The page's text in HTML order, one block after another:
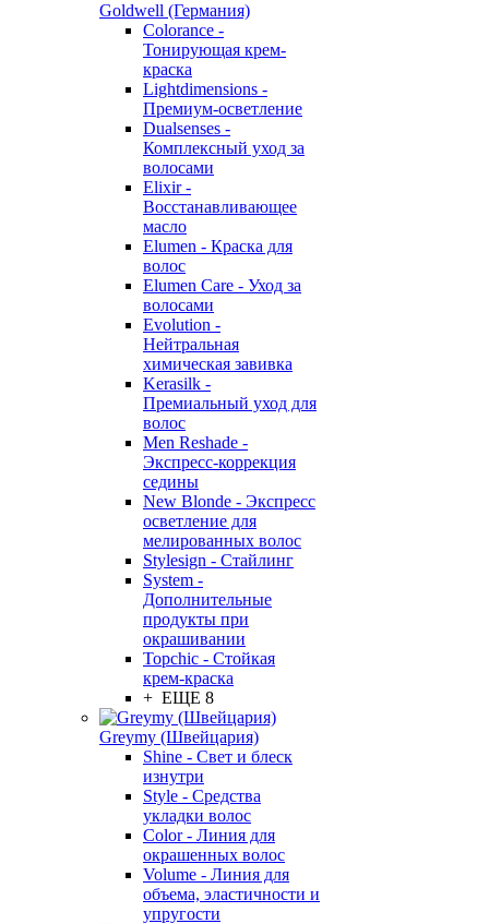
Goldwell (Германия)
Colorance -
Тонирующая крем-
краска
Lightdimensions -
Премиум-осветление
Dualsenses -
Комплексный уход за
волосами
Elixir -
Восстанавливающее
масло
Elumen - Краска для
волос
Elumen Care - Уход за
волосами
Evolution -
Нейтральная
химическая завивка
Kerasilk -
Премиальный уход для
волос
Men Reshade -
Экспресс-коррекция
седины
New Blonde - Экспресс
осветление для
мелированных волос
Stylesign - Стайлинг
System -
Дополнительные
продукты при
окрашивании
Topchic - Стойкая
крем-краска
+ ЕЩЕ 8
Greymy (Швейцария)
Shine - Свет и блеск
изнутри
Style - Средства
укладки волос
Color - Линия для
окрашенных волос
Volume - Линия для
объема, эластичности и
упругости